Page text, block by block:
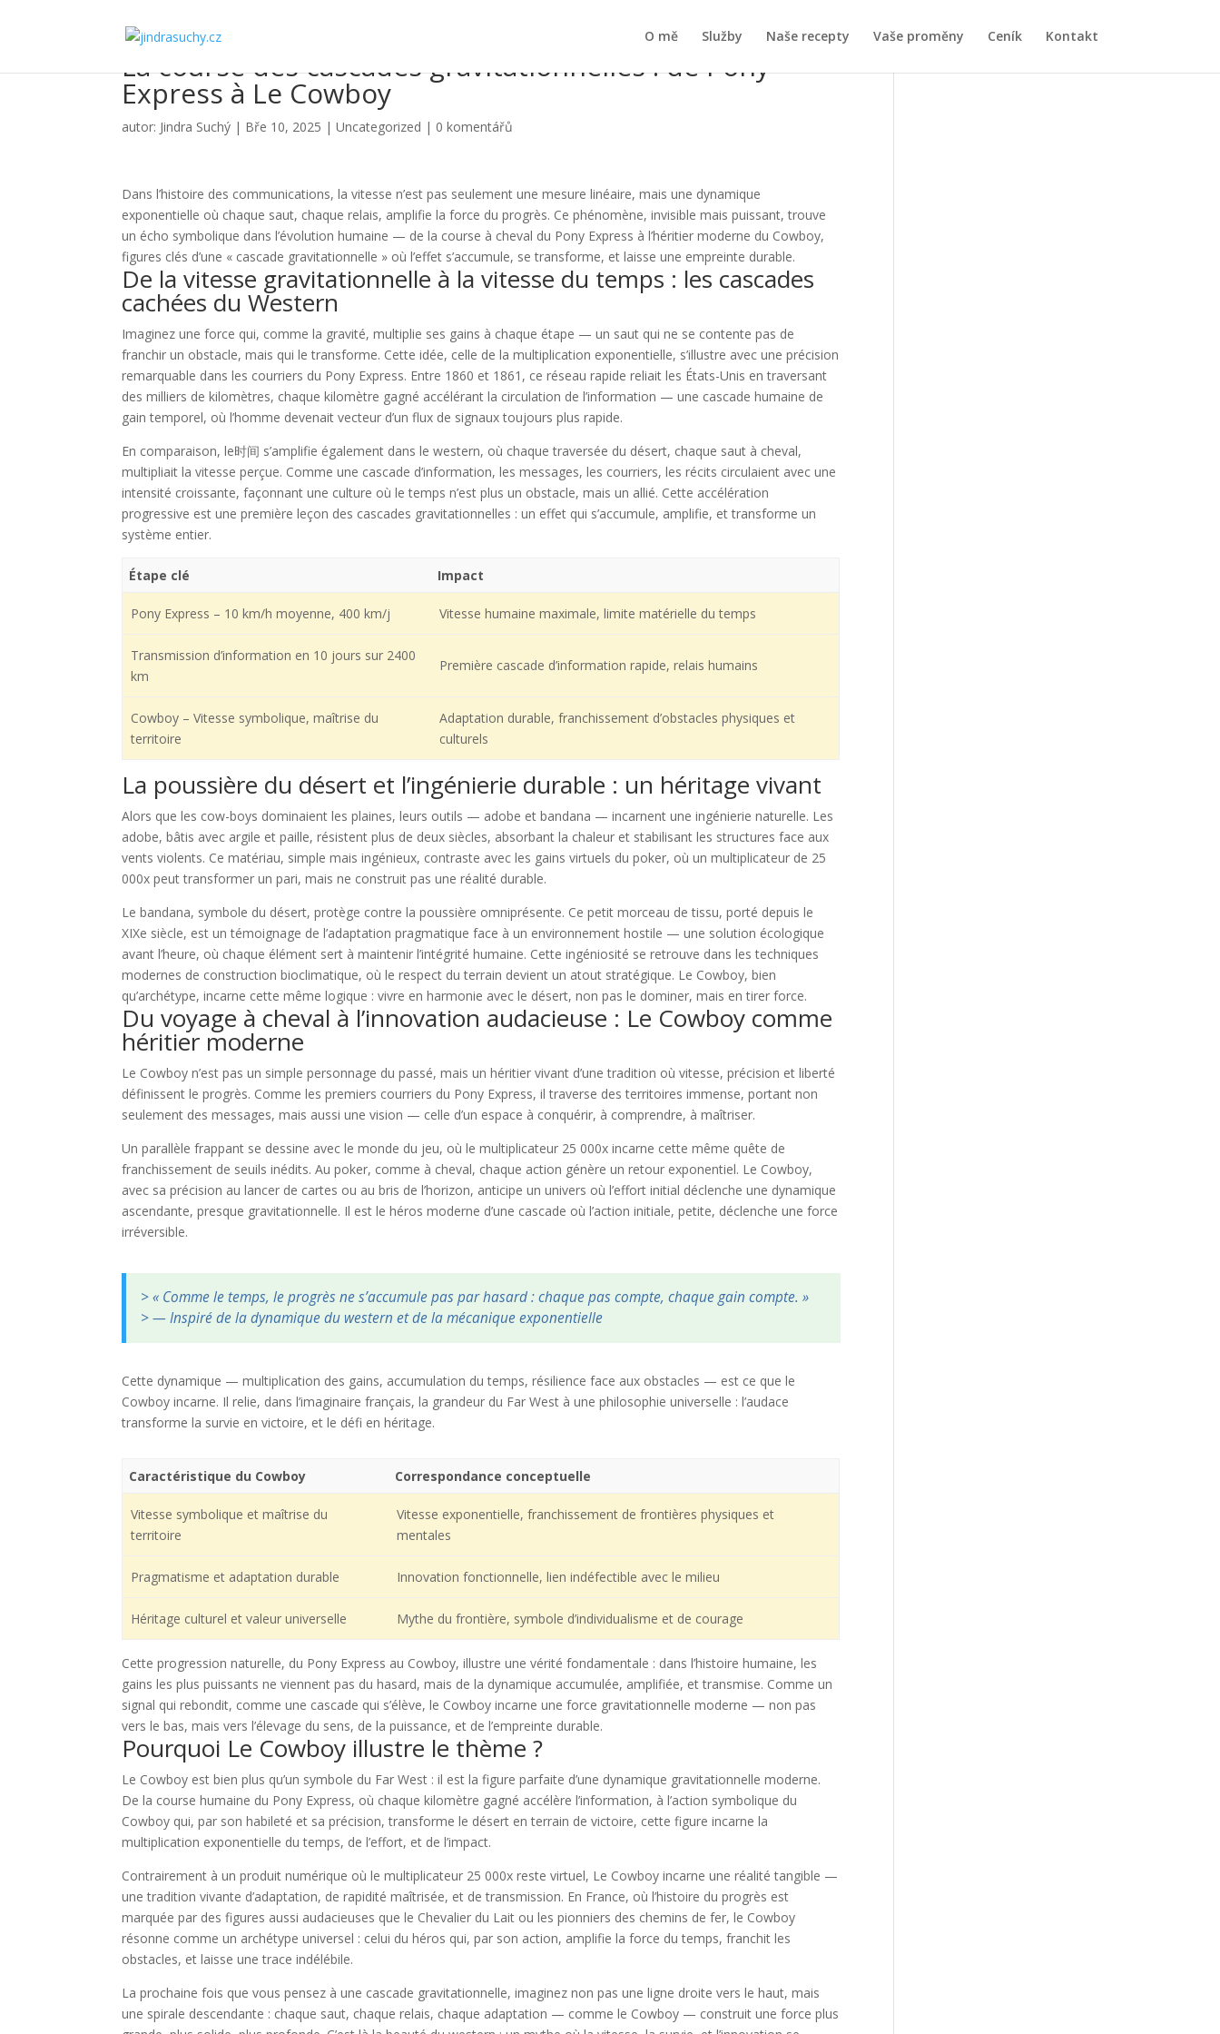
O mě Služby Naše recepty Vaše proměny Ceník Kontakt
La course des cascades gravitationnelles : de Pony
Express à Le Cowboy
autor: Jindra Suchý | Bře 10, 2025 |Uncategorized | 0 komentářů
Dans l’histoire des communications, la vitesse n’est pas seulement une mesure linéaire, mais une dynamique
exponentielle où chaque saut, chaque relais, amplifie la force du progrès. Ce phénomène, invisible mais puissant, trouve
un écho symbolique dans l’évolution humaine — de la course à cheval du Pony Express à l’héritier moderne du Cowboy,
figures clés d’une « cascade gravitationnelle » où l’effet s’accumule, se transforme, et laisse une empreinte durable.
De la vitesse gravitationnelle à la vitesse du temps : les cascades
cachées du Western
Imaginez une force qui, comme la gravité, multiplie ses gains à chaque étape — un saut qui ne se contente pas de
franchir un obstacle, mais qui le transforme. Cette idée, celle de la multiplication exponentielle, s’illustre avec une précision
remarquable dans les courriers du Pony Express. Entre 1860 et 1861, ce réseau rapide reliait les États-Unis en traversant
des milliers de kilomètres, chaque kilomètre gagné accélérant la circulation de l’information — une cascade humaine de
gain temporel, où l’homme devenait vecteur d’un flux de signaux toujours plus rapide.
En comparaison, le时间 s’amplifie également dans le western, où chaque traversée du désert, chaque saut à cheval,
multipliait la vitesse perçue. Comme une cascade d’information, les messages, les courriers, les récits circulaient avec une
intensité croissante, façonnant une culture où le temps n’est plus un obstacle, mais un allié. Cette accélération
progressive est une première leçon des cascades gravitationnelles : un effet qui s’accumule, amplifie, et transforme un
système entier.
Étape clé Impact
Pony Express – 10 km/h moyenne, 400 km/j Vitesse humaine maximale, limite matérielle du temps
Transmission d’information en 10 jours sur 2400
km
Première cascade d’information rapide, relais humains
Cowboy – Vitesse symbolique, maîtrise du
territoire
Adaptation durable, franchissement d’obstacles physiques et
culturels
La poussière du désert et l’ingénierie durable : un héritage vivant
Alors que les cow-boys dominaient les plaines, leurs outils — adobe et bandana — incarnent une ingénierie naturelle. Les
adobe, bâtis avec argile et paille, résistent plus de deux siècles, absorbant la chaleur et stabilisant les structures face aux
vents violents. Ce matériau, simple mais ingénieux, contraste avec les gains virtuels du poker, où un multiplicateur de 25
000x peut transformer un pari, mais ne construit pas une réalité durable.
Le bandana, symbole du désert, protège contre la poussière omniprésente. Ce petit morceau de tissu, porté depuis le
XIXe siècle, est un témoignage de l’adaptation pragmatique face à un environnement hostile — une solution écologique
avant l’heure, où chaque élément sert à maintenir l’intégrité humaine. Cette ingéniosité se retrouve dans les techniques
modernes de construction bioclimatique, où le respect du terrain devient un atout stratégique. Le Cowboy, bien
qu’archétype, incarne cette même logique : vivre en harmonie avec le désert, non pas le dominer, mais en tirer force.
Du voyage à cheval à l’innovation audacieuse : Le Cowboy comme
héritier moderne
Le Cowboy n’est pas un simple personnage du passé, mais un héritier vivant d’une tradition où vitesse, précision et liberté
définissent le progrès. Comme les premiers courriers du Pony Express, il traverse des territoires immense, portant non
seulement des messages, mais aussi une vision — celle d’un espace à conquérir, à comprendre, à maîtriser.
Un parallèle frappant se dessine avec le monde du jeu, où le multiplicateur 25 000x incarne cette même quête de
franchissement de seuils inédits. Au poker, comme à cheval, chaque action génère un retour exponentiel. Le Cowboy,
avec sa précision au lancer de cartes ou au bris de l’horizon, anticipe un univers où l’effort initial déclenche une dynamique
ascendante, presque gravitationnelle. Il est le héros moderne d’une cascade où l’action initiale, petite, déclenche une force
irréversible.
> « Comme le temps, le progrès ne s’accumule pas par hasard : chaque pas compte, chaque gain compte. »
> — Inspiré de la dynamique du western et de la mécanique exponentielle
Cette dynamique — multiplication des gains, accumulation du temps, résilience face aux obstacles — est ce que le
Cowboy incarne. Il relie, dans l’imaginaire français, la grandeur du Far West à une philosophie universelle : l’audace
transforme la survie en victoire, et le défi en héritage.
Caractéristique du Cowboy Correspondance conceptuelle
Vitesse symbolique et maîtrise du
territoire
Vitesse exponentielle, franchissement de frontières physiques et
mentales
Pragmatisme et adaptation durable Innovation fonctionnelle, lien indéfectible avec le milieu
Héritage culturel et valeur universelle Mythe du frontière, symbole d’individualisme et de courage
Cette progression naturelle, du Pony Express au Cowboy, illustre une vérité fondamentale : dans l’histoire humaine, les
gains les plus puissants ne viennent pas du hasard, mais de la dynamique accumulée, amplifiée, et transmise. Comme un
signal qui rebondit, comme une cascade qui s’élève, le Cowboy incarne une force gravitationnelle moderne — non pas
vers le bas, mais vers l’élevage du sens, de la puissance, et de l’empreinte durable.
Pourquoi Le Cowboy illustre le thème ?
Le Cowboy est bien plus qu’un symbole du Far West : il est la figure parfaite d’une dynamique gravitationnelle moderne.
De la course humaine du Pony Express, où chaque kilomètre gagné accélère l’information, à l’action symbolique du
Cowboy qui, par son habileté et sa précision, transforme le désert en terrain de victoire, cette figure incarne la
multiplication exponentielle du temps, de l’effort, et de l’impact.
Contrairement à un produit numérique où le multiplicateur 25 000x reste virtuel, Le Cowboy incarne une réalité tangible —
une tradition vivante d’adaptation, de rapidité maîtrisée, et de transmission. En France, où l’histoire du progrès est
marquée par des figures aussi audacieuses que le Chevalier du Lait ou les pionniers des chemins de fer, le Cowboy
résonne comme un archétype universel : celui du héros qui, par son action, amplifie la force du temps, franchit les
obstacles, et laisse une trace indélébile.
La prochaine fois que vous pensez à une cascade gravitationnelle, imaginez non pas une ligne droite vers le haut, mais
une spirale descendante : chaque saut, chaque relais, chaque adaptation — comme le Cowboy — construit une force plus